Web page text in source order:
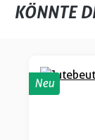
KÖNNTE
Neu